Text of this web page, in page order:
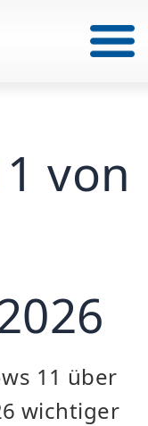
von
11 über
wichtiger